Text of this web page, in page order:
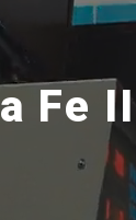
Fe II